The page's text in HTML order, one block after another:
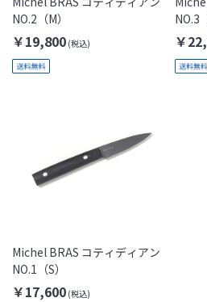
NO.2（M）
￥19,800
NO.3
￥
Michel BRAS コティディアン
NO.1（S）
￥17,600